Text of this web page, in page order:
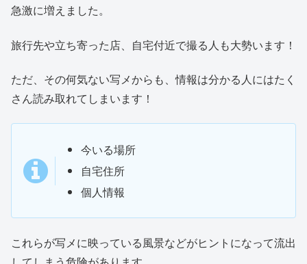
急激に増えました。
旅行先や立ち寄った店、自宅付近で撮る人も大勢います！
ただ、その何気ない写メからも、情報は分かる人にはたく
さん読み取れてしまいます！
今いる場所
自宅住所
個人情報
これらが写メに映っている風景などがヒントになって流出